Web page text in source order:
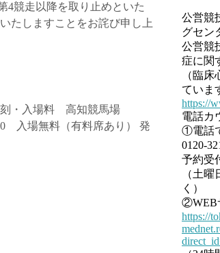
4競走以降を取り止めといた
たしますことをお詫び申し上
刻・入場料 高知競馬場
場無料（有料席あり） 発
公営競
グセン
公営競
症に関
（臨
ていま
https://
電話カ
①電話
0120-
予約受
（土
く）
②WEB
https://